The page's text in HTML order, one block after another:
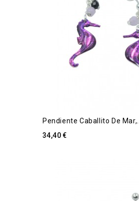
Pendiente Caballito De Mar,...
34,40 €